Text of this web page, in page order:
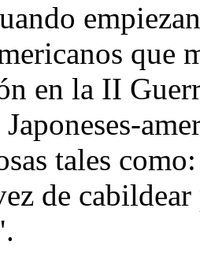
que
en la II
tales
de